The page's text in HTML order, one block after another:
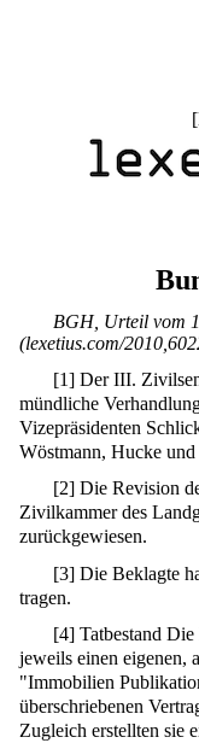
[
BGH, Urteil vom
(lexetius.com/
[1] Der III.
mündliche
Vizepräsidenten
Wöstmann, Hucke
[2] Die Revision
Zivilkammer des
zurückgewiesen.
[3] Die Beklagte
tragen.
[4] Tatbestand
jeweils einen eigenen,
"Immobilien
überschriebenen
Zugleich erstellten sie